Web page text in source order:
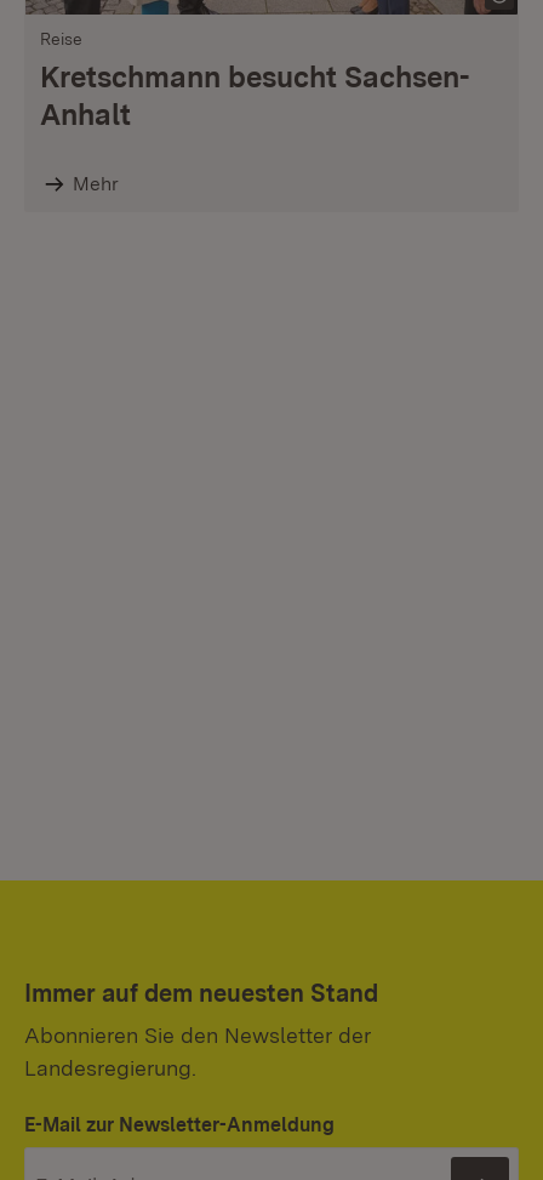
Reise
Kretschmann besucht Sachsen-
Anhalt
Mehr
Immer auf dem neuesten Stand
Abonnieren Sie den Newsletter der
Landesregierung.
E-Mail zur Newsletter-Anmeldung